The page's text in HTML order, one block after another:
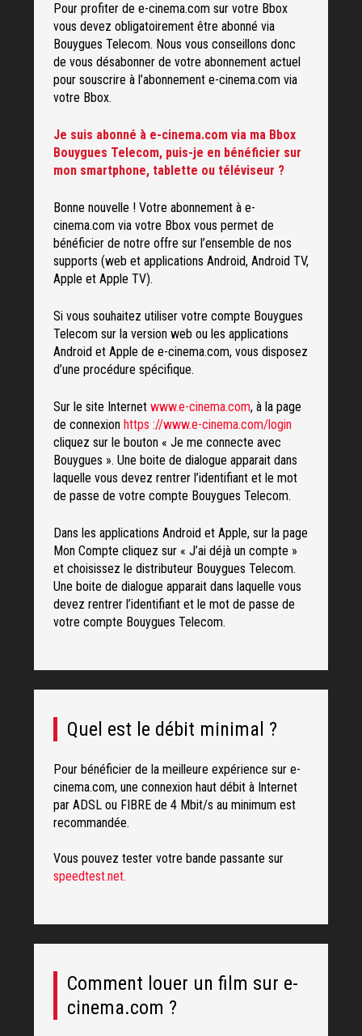
Pour profiter de e-cinema.com sur votre Bbox
vous devez obligatoirement être abonné via
Bouygues Telecom. Nous vous conseillons donc
de vous désabonner de votre abonnement actuel
pour souscrire à l’abonnement e-cinema.com via
votre Bbox.
Je suis abonné à e-cinema.com via ma Bbox
Bouygues Telecom, puis-je en bénéficier sur
mon smartphone, tablette ou téléviseur ?
Bonne nouvelle ! Votre abonnement à e-
cinema.com via votre Bbox vous permet de
bénéficier de notre offre sur l’ensemble de nos
supports (web et applications Android, Android TV,
Apple et Apple TV).
Si vous souhaitez utiliser votre compte Bouygues
Telecom sur la version web ou les applications
Android et Apple de e-cinema.com, vous disposez
d’une procédure spécifique.
Sur le site Internet www.e-cinema.com, à la page
de connexion https ://www.e-cinema.com/login
cliquez sur le bouton « Je me connecte avec
Bouygues ». Une boite de dialogue apparait dans
laquelle vous devez rentrer l’identifiant et le mot
de passe de votre compte Bouygues Telecom.
Dans les applications Android et Apple, sur la page
Mon Compte cliquez sur « J’ai déjà un compte »
et choisissez le distributeur Bouygues Telecom.
Une boite de dialogue apparait dans laquelle vous
devez rentrer l’identifiant et le mot de passe de
votre compte Bouygues Telecom.
Quel est le débit minimal ?
Pour bénéficier de la meilleure expérience sur e-
cinema.com, une connexion haut débit à Internet
par ADSL ou FIBRE de 4 Mbit/s au minimum est
recommandée.
Vous pouvez tester votre bande passante sur
speedtest.net.
Comment louer un film sur e-
cinema.com ?